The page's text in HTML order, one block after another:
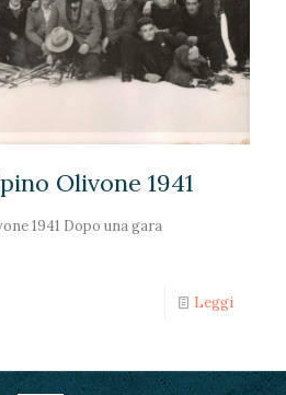
Olivone 1941
1941 Dopo una gara
Leggi